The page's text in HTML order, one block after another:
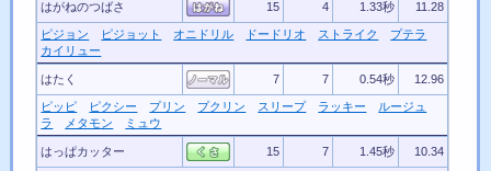
はがねのつばさ 15 4 1.33秒 11.28
ピジョン ピジョット オニドリル ドードリオ ストライク
プテラ
カイリュー
はたく 7 7 0.54秒 12.96
ピッピ ピクシー プリン プクリン スリープ ラッキー
ルージュ
ラ
メタモン ミュウ
はっぱカッター 15 7 1.45秒 10.34